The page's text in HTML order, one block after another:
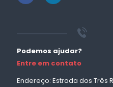
Podemos ajudar?
Entre em contato
Endereço: Estrada dos Três